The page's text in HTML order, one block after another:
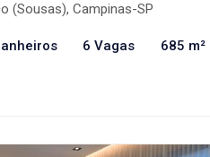
(Sousas), Campinas-SP
6 Vagas 685 m²